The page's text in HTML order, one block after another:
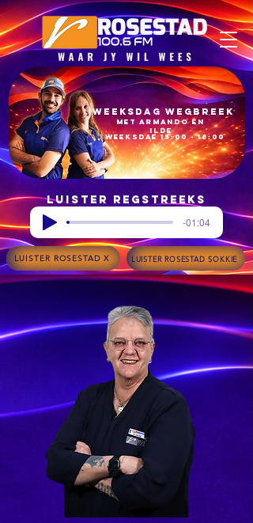
Weeksdae 15:00 - 18:00​
met armando en
ilde​
Weeksdag Wegbreek
Luister regstreeks
-01:04
LUISTER ROSESTAD X LUISTER ROSESTAD SOKKIE